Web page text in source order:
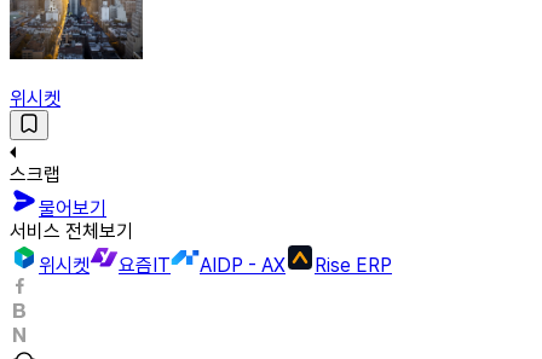
위시켓
스크랩
물어보기
서비스 전체보기
위시켓
요즘IT AIDP - AX Rise ERP